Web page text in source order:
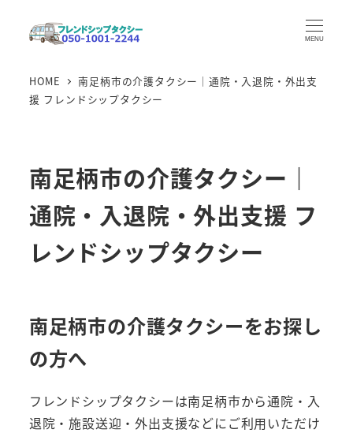
MENU
HOME
南足柄市の介護タクシー｜通院・入退院・外出支
援 フレンドシップタクシー
南足柄市の介護タクシー｜
通院・入退院・外出支援 フ
レンドシップタクシー
南足柄市の介護タクシーをお探し
の方へ
フレンドシップタクシーは南足柄市から通院・入
退院・施設送迎・外出支援などにご利用いただけ